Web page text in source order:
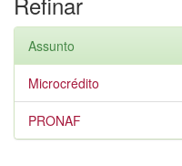
Assunto
Microcrédito
PRONAF